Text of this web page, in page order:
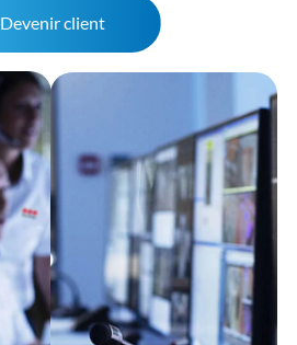
Devenir client